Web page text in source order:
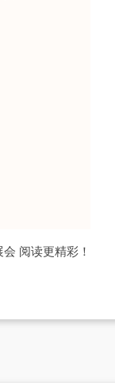
会 阅读更精彩！